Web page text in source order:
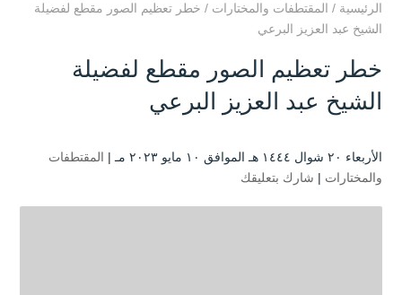
الرئيسية / المقتطفات والمختارات / خطر تعظيم الصور مقطع لفضيلة
الشيخ عبد العزيز البرعي
خطر تعظيم الصور مقطع لفضيلة
الشيخ عبد العزيز البرعي
الأربعاء ۲۰ شوال ۱٤٤٤ هـ الموافق ۱۰ مايو ۲۰۲۳ مـ |
المقتطفات
والمختارات | شارك بتعليقك